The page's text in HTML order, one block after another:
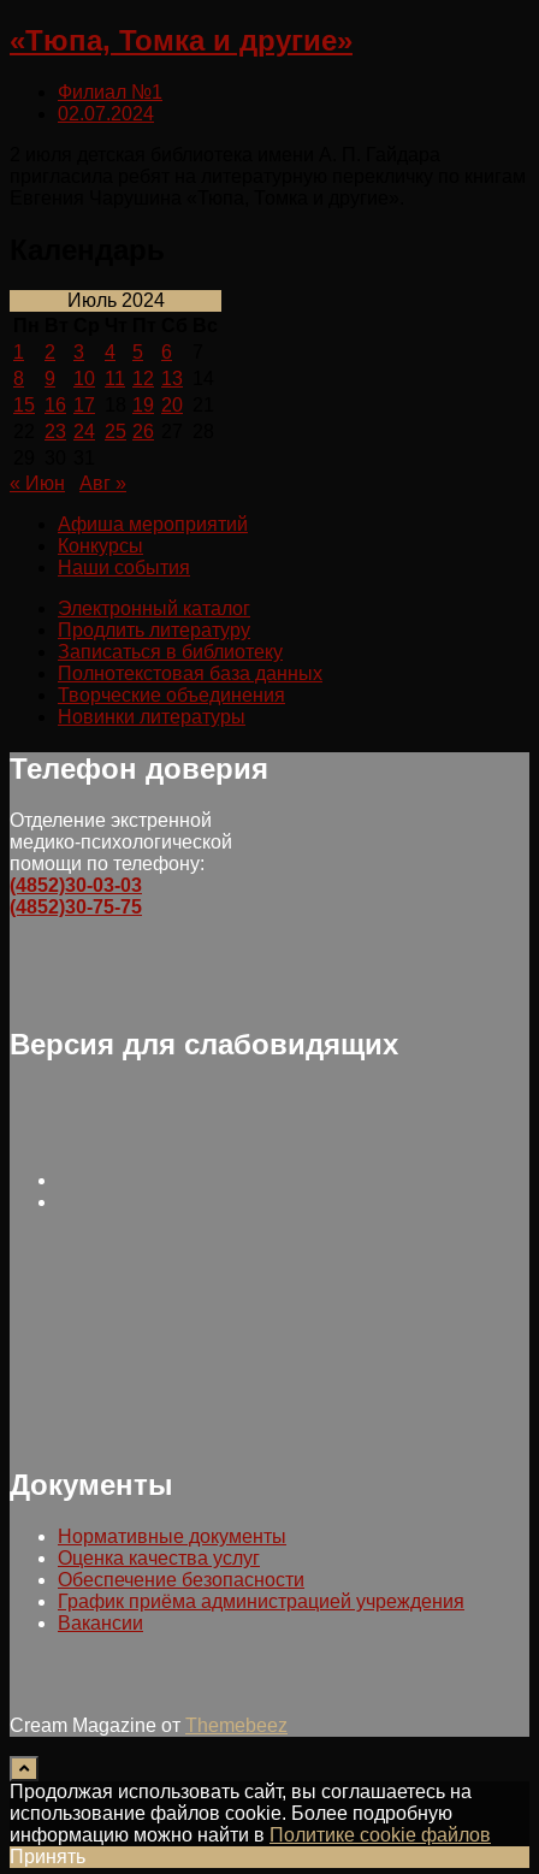
«Тюпа, Томка и другие»
Филиал №1
02.07.2024
Июль 2024
1
2 3 4 5 6
8
9 10 11 12 13
15 16 17 19 20
23 24 25 26
« Июн
Авг »
Афиша мероприятий
Конкурсы
Наши события
Электронный каталог
Продлить литературу
Записаться в библиотеку
Полнотекстовая база данных
Творческие объединения
Новинки литературы
Телефон доверия
Отделение экстренной
медико-психологической
помощи по телефону:
(4852)30-03-03
(4852)30-75-75
Версия для слабовидящих
Документы
Нормативные документы
Оценка качества услуг
Обеспечение безопасности
График приёма администрацией учреждения
Вакансии
Cream Magazine от Themebeez
Продолжая использовать сайт, вы соглашаетесь на
использование файлов cookie. Более подробную
информацию можно найти в Политике cookie файлов
Принять